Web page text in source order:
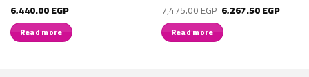
6,440.00EGP
Read more
7,475.00EGP Original
price
was:
7,475.00 EGP.
6,267.50EGPCurrent
price
Read more